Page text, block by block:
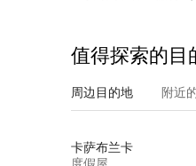
值得探索的目
周边目的地 附近
卡萨布兰卡